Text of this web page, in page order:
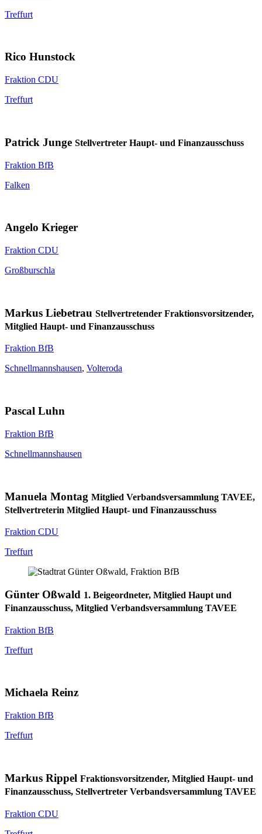
Treffurt
Rico Hunstock
Fraktion CDU
Treffurt
Patrick Junge Stellvertreter Haupt- und Finanzausschuss
Fraktion BfB
Falken
Angelo Krieger
Fraktion CDU
Großburschla
Markus Liebetrau Stellvertretender Fraktionsvorsitzender,
Mitglied Haupt- und Finanzausschuss
Fraktion BfB
Schnellmannshausen, Volteroda
Pascal Luhn
Fraktion BfB
Schnellmannshausen
Manuela Montag Mitglied Verbandsversammlung TAVEE,
Stellvertreterin Mitglied Haupt- und Finanzausschuss
Fraktion CDU
Treffurt
Günter Oßwald 1. Beigeordneter, Mitglied Haupt und
Finanzausschuss, Mitglied Verbandsversammlung TAVEE
Fraktion BfB
Treffurt
Michaela Reinz
Fraktion BfB
Treffurt
Markus Rippel Fraktionsvorsitzender, Mitglied Haupt- und
Finanzausschuss, Stellvertreter Verbandsversammlung TAVEE
Fraktion CDU